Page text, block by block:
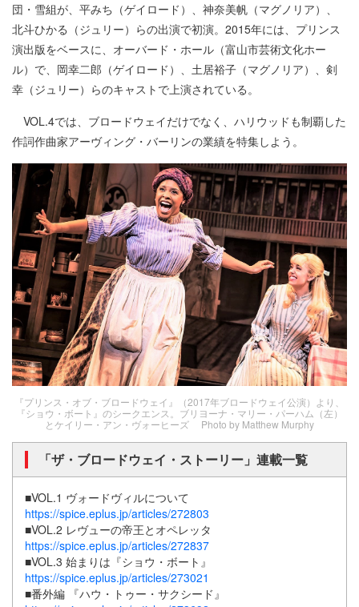
団・雪組が、平みち（ゲイロード）、神奈美帆（マグノリア）、
北斗ひかる（ジュリー）らの出演で初演。2015年には、プリンス
演出版をベースに、オーバード・ホール（富山市芸術文化ホー
ル）で、岡幸二郎（ゲイロード）、土居裕子（マグノリア）、剣
幸（ジュリー）らのキャストで上演されている。
VOL.4では、ブロードウェイだけでなく、ハリウッドも制覇した
作詞作曲家アーヴィング・バーリンの業績を特集しよう。
『プリンス・オブ・ブロードウェイ』（2017年ブロードウェイ公演）より、
『ショウ・ボート』のシークエンス。ブリヨーナ・マリー・パーハム（左）
とケイリー・アン・ヴォーヒーズ Photo by Matthew Murphy
「ザ・ブロードウェイ・ストーリー」連載一覧
■VOL.1 ヴォードヴィルについて
https://spice.eplus.jp/articles/272803
■VOL.2 レヴューの帝王とオペレッタ
https://spice.eplus.jp/articles/272837
■VOL.3 始まりは『ショウ・ボート』
https://spice.eplus.jp/articles/273021
■番外編 『ハウ・トゥー・サクシード』